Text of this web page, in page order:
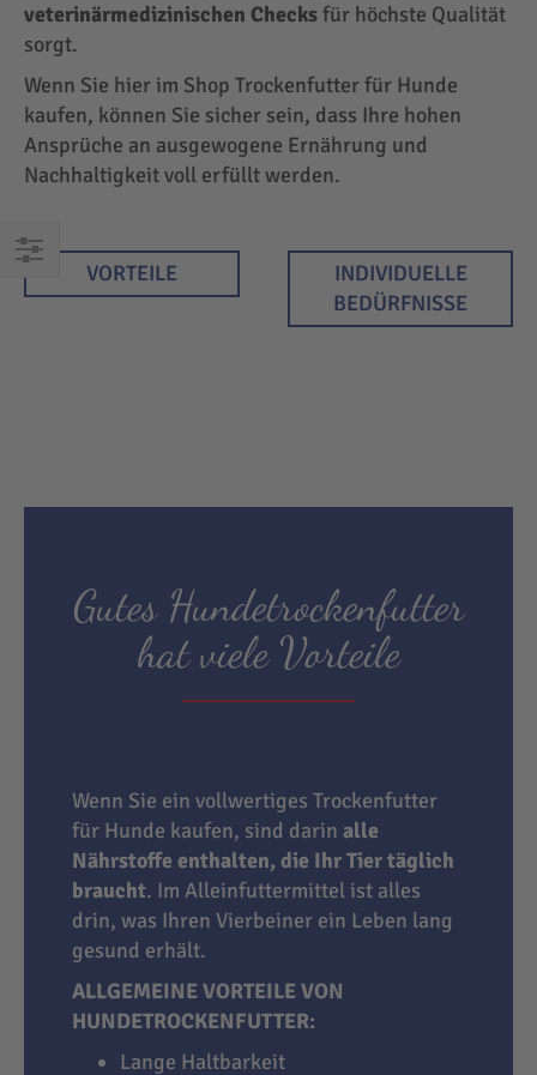
EINKAUFEN
veterinärmedizinischen Checksfür höchste Qualität
sorgt.
Wenn Sie hier im Shop Trockenfutter für Hunde
kaufen, können Sie sicher sein, dass Ihre hohen
Ansprüche an ausgewogene Ernährung und
Nachhaltigkeit voll erfüllt werden.
VORTEILE
INDIVIDUELLE
BEDÜRFNISSE
Gutes Hundetrockenfutter
hat viele Vorteile
Wenn Sie ein vollwertiges Trockenfutter
für Hunde kaufen, sind darin alle
Nährstoffe enthalten, die Ihr Tier täglich
braucht. Im Alleinfuttermittel ist alles
drin, was Ihren Vierbeiner ein Leben lang
gesund erhält.
ALLGEMEINE VORTEILE VON
HUNDETROCKENFUTTER:
Lange Haltbarkeit